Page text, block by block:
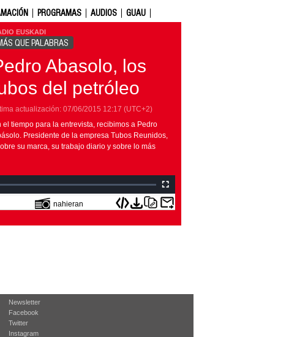
PROGRAMAS AUDIOS GUAU
EUSKADI
QUE PALABRAS
Abasolo, los
del petróleo
actualización: 07/06/2015 12:17 (UTC+2)
el tiempo para la entrevista, recibimos a Pedro
Presidente de la empresa Tubos Reunidos,
su marca, su trabajo diario y sobre lo más
nahieran
Newsletter
Facebook
Twitter
Instagram